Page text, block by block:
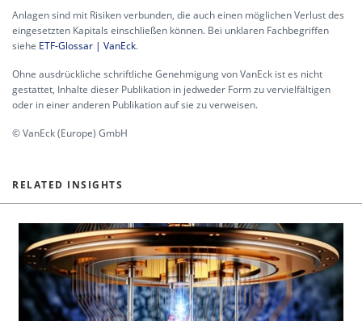
Anlagen sind mit Risiken verbunden, die auch einen möglichen Verlust des
eingesetzten Kapitals einschließen können. Bei unklaren Fachbegriffen
siehe ETF-Glossar | VanEck.
Ohne ausdrückliche schriftliche Genehmigung von VanEck ist es nicht
gestattet, Inhalte dieser Publikation in jedweder Form zu vervielfältigen
oder in einer anderen Publikation auf sie zu verweisen.
© VanEck (Europe) GmbH
RELATED INSIGHTS